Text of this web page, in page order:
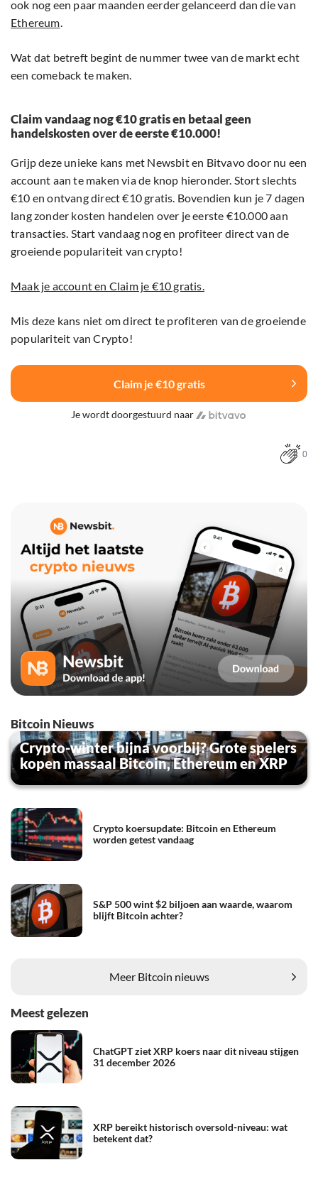
ook nog een paar maanden eerder gelanceerd dan die van
Ethereum.
Wat dat betreft begint de nummer twee van de markt echt
een comeback te maken.
Claim vandaag nog €10 gratis en betaal geen
handelskosten over de eerste €10.000!
Grijp deze unieke kans met Newsbit en Bitvavo door nu een
account aan te maken via de knop hieronder. Stort slechts
€10 en ontvang direct €10 gratis. Bovendien kun je 7 dagen
lang zonder kosten handelen over je eerste €10.000 aan
transacties. Start vandaag nog en profiteer direct van de
groeiende populariteit van crypto!
Maak je account en Claim je €10 gratis.
Mis deze kans niet om direct te profiteren van de groeiende
populariteit van Crypto!
Claim je €10 gratis
Je wordt doorgestuurd naar
0
Bitcoin Nieuws
Crypto-winter bijna voorbij? Grote spelers
kopen massaal Bitcoin, Ethereum en XRP
Crypto koersupdate: Bitcoin en Ethereum
worden getest vandaag
S&P 500 wint $2 biljoen aan waarde, waarom
blijft Bitcoin achter?
Meer Bitcoin nieuws
Meest gelezen
ChatGPT ziet XRP koers naar dit niveau stijgen
31 december 2026
XRP bereikt historisch oversold-niveau: wat
betekent dat?